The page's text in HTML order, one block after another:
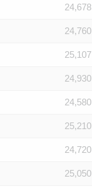
24,678
24,760
25,107
24,930
24,580
25,210
24,720
25,050